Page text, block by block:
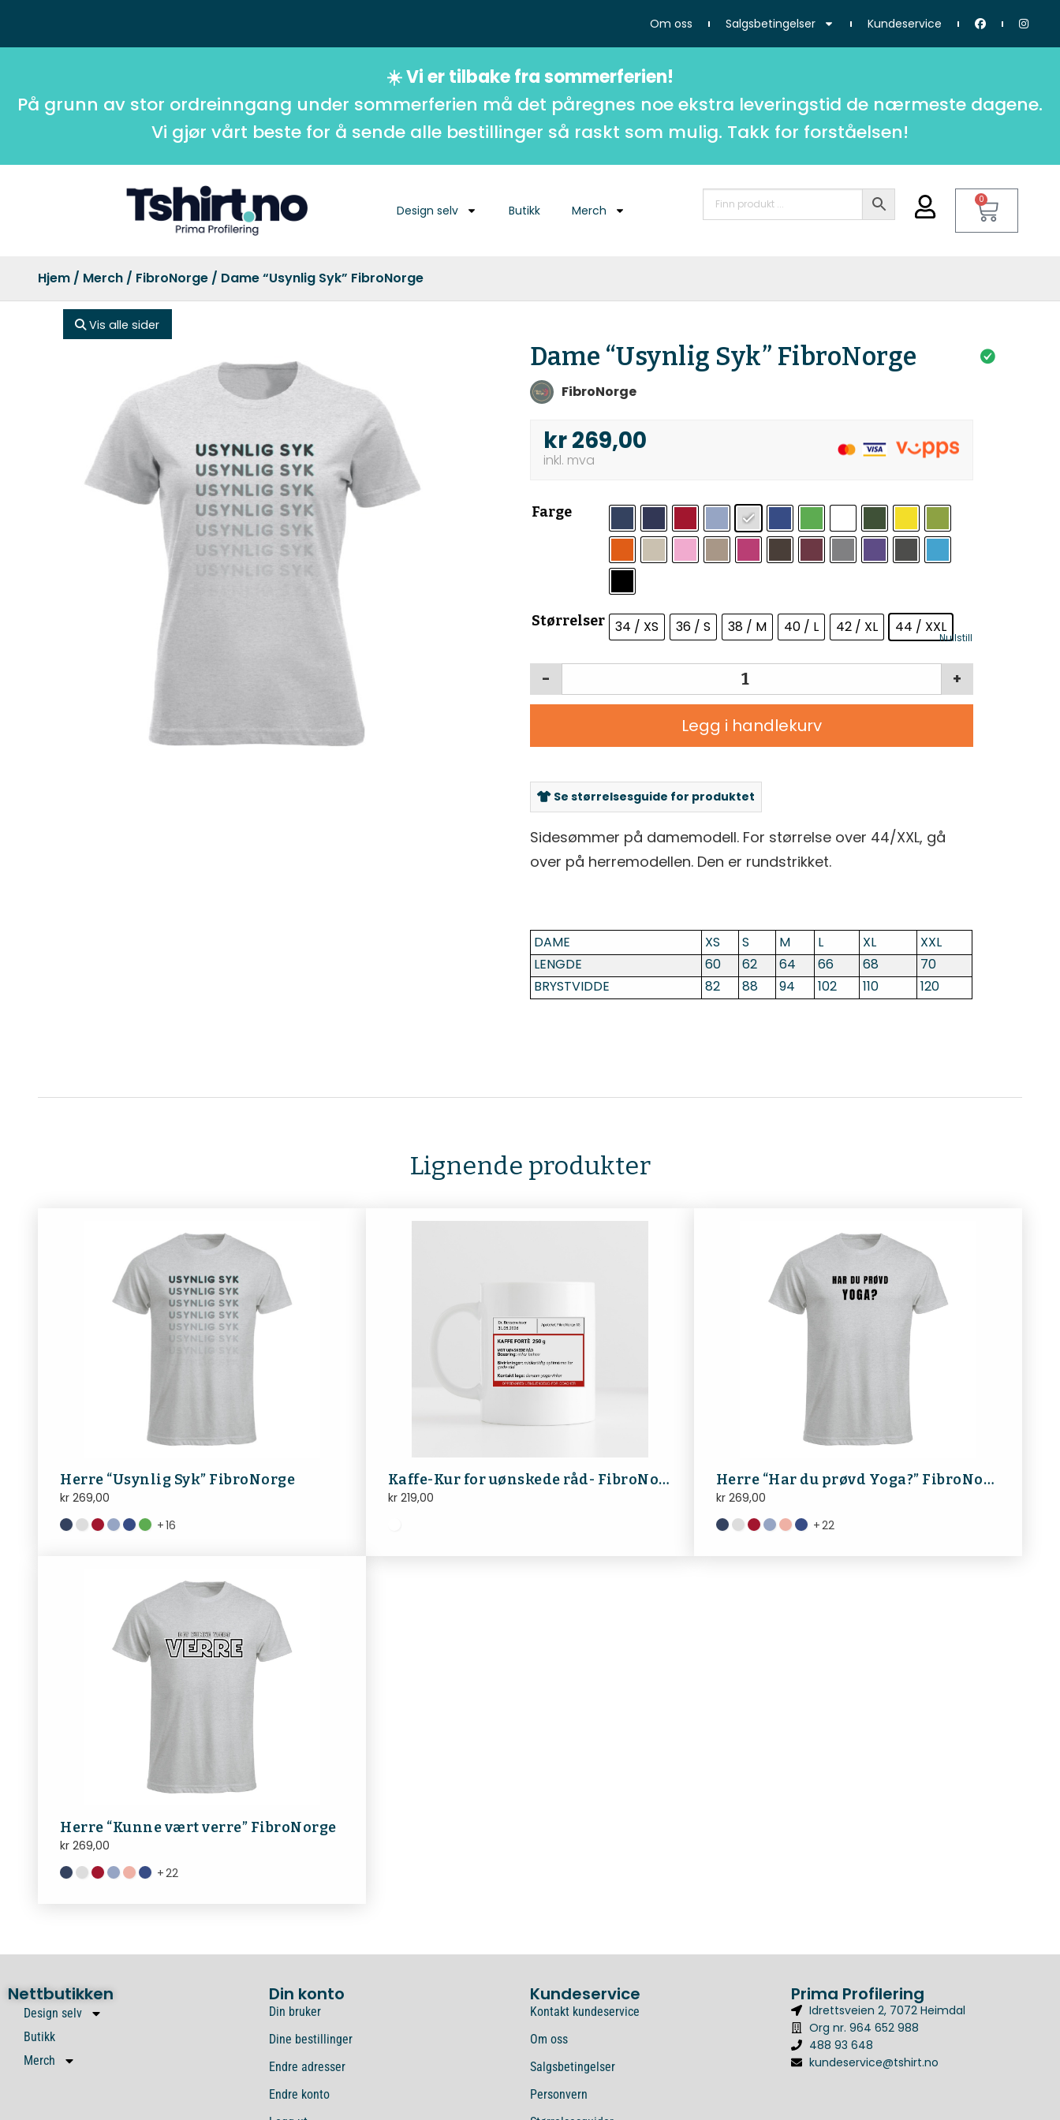
Om oss Salgsbetingelser Kundeservice
☀️ Vi er tilbake fra sommerferien!
På grunn av stor ordreinngang under sommerferien må det påregnes noe ekstra leveringstid de nærmeste dagene.
Vi gjør vårt beste for å sende alle bestillinger så raskt som mulig. Takk for forståelsen!
Design selv Butikk Merch
0
Hjem / Merch / FibroNorge / Dame “Usynlig Syk” FibroNorge
Vis alle sider
Dame “Usynlig Syk” FibroNorge
FibroNorge
kr269,00
Farge
Størrelser 34 / XS 36 / S 38 / M 40 / L 42 / XL 44 / XXL
Nullstill
+
-
Legg i handlekurv
Se størrelsesguide for produktet
Sidesømmer på damemodell. For størrelse over 44/XXL, gå
over på herremodellen. Den er rundstrikket.
DAME XS S M L XL
XXL
LENGDE
60 62 64 66 68
70
BRYSTVIDDE
82 88 94 102 110 120
Lignende produkter
Herre “Usynlig Syk” FibroNorge
kr 269,00
+16
Kaffe-Kur for uønskede råd- FibroNorge
kr219,00
Herre “Har du prøvd Yoga?” FibroNorge
kr269,00
+22
Herre “Kunne vært verre” FibroNorge
kr 269,00
+22
Nettbutikken Din konto Kundeservice Prima Profilering
Design selv
Butikk
Merch
Din bruker
Dine bestillinger
Endre adresser
Endre konto
Kontakt kundeservice
Om oss
Salgsbetingelser
Personvern
Idrettsveien 2, 7072 Heimdal
Org nr. 964 652 988
488 93 648
kundeservice@tshirt.no